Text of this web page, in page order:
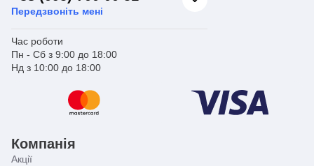
Передзвоніть мені
Час роботи
Пн - Сб з 9:00 до 18:00
Нд з 10:00 до 18:00
Компанія
Акції